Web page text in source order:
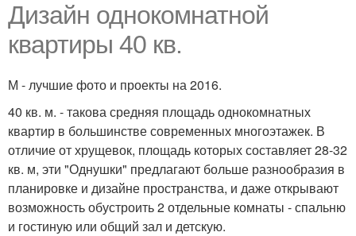
Дизайн однокомнатной
квартиры 40 кв.
М - лучшие фото и проекты на 2016.
40 кв. м. - такова средняя площадь однокомнатных
квартир в большинстве современных многоэтажек. В
отличие от хрущевок, площадь которых составляет 28-32
кв. м, эти "Однушки" предлагают больше разнообразия в
планировке и дизайне пространства, и даже открывают
возможность обустроить 2 отдельные комнаты - спальню
и гостиную или общий зал и детскую.